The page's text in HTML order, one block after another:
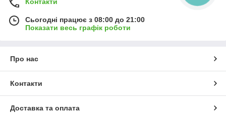
Сьогодні працює з 08:00 до 21:00
Показати весь графік роботи
Про нас
Контакти
Доставка та оплата